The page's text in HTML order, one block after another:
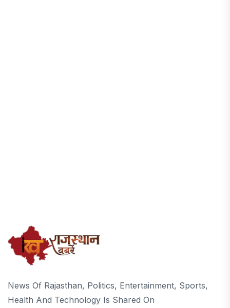
News Of Rajasthan, Politics, Entertainment, Sports,
Health And Technology Is Shared On